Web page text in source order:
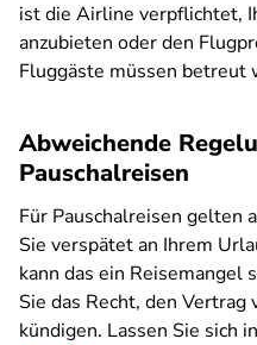
ist die Airline verpflichtet,
anzubieten oder den
Fluggäste müssen betreut
Abweichende
Pauschalreisen
Für Pauschalreisen gelten
Sie verspätet an Ihrem
kann das ein Reisemangel
Sie das Recht, den Vertrag
kündigen. Lassen Sie sich